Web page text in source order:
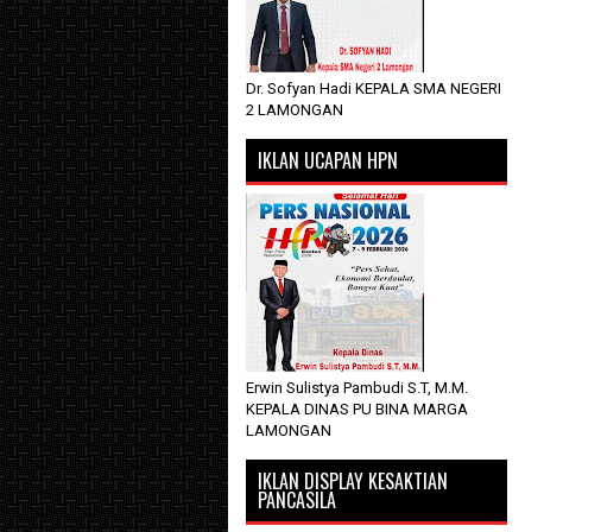
Dr. Sofyan Hadi KEPALA SMA NEGERI
2 LAMONGAN
IKLAN UCAPAN HPN
Erwin Sulistya Pambudi S.T, M.M.
KEPALA DINAS PU BINA MARGA
LAMONGAN
IKLAN DISPLAY KESAKTIAN
PANCASILA